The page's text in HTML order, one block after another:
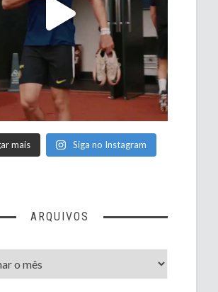
mais Siga no Instagram
ARQUIVOS